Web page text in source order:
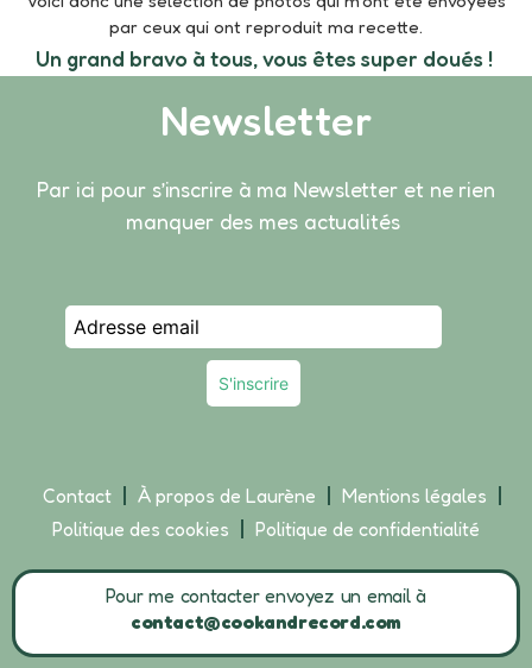
par ceux qui ont reproduit ma recette.
Un grand bravo à tous, vous êtes super doués !
Newsletter
Par ici pour s’inscrire à ma Newsletter et ne rien
manquer des mes actualités
Contact À propos de Laurène
Mentions légales
Politique des cookies
Politique de confidentialité
Pour me contacter envoyez un email à
contact@cookandrecord.com